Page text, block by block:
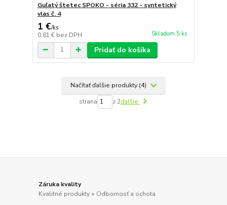
Guľatý štetec SPOKO - séria 332 - syntetický
vlas č. 4
1 €/ks
0,81 € bez DPH Skladom 5 ks
Pridať do košíka
Načítať ďalšie produkty (4)
strana z 2ďalšie
Záruka kvality
Kvalitné produkty + Odbornosť a ochota